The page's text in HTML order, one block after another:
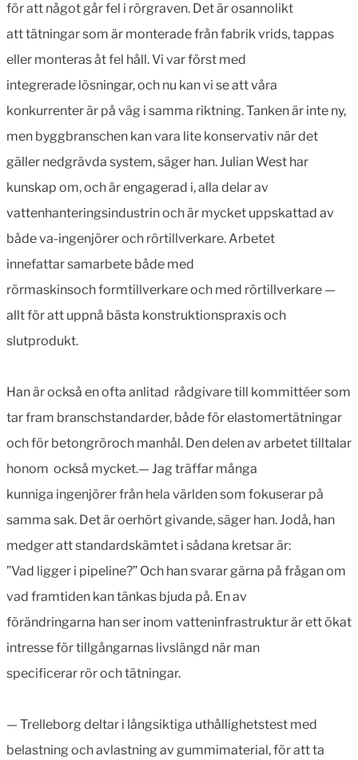
för att något går fel i rörgraven. Det är osannolikt
att tätningar som är monterade från fabrik vrids, tappas
eller monteras åt fel håll. Vi var först med
integrerade lösningar, och nu kan vi se att våra
konkurrenter är på väg i samma riktning. Tanken är inte ny,
men byggbranschen kan vara lite konservativ när det
gäller nedgrävda system, säger han. Julian West har
kunskap om, och är engagerad i, alla delar av
vattenhanteringsindustrin och är mycket uppskattad av
både va-ingenjörer och rörtillverkare. Arbetet
innefattar samarbete både med
rörmaskinsoch formtillverkare och med rörtillverkare —
allt för att uppnå bästa konstruktionspraxis och
slutprodukt.
Han är också en ofta anlitad rådgivare till kommittéer som
tar fram branschstandarder, både för elastomertätningar
och för betongröroch manhål. Den delen av arbetet tilltalar
honom också mycket.— Jag träffar många
kunniga ingenjörer från hela världen som fokuserar på
samma sak. Det är oerhört givande, säger han. Jodå, han
medger att standardskämtet i sådana kretsar är:
”Vad ligger i pipeline?” Och han svarar gärna på frågan om
vad framtiden kan tänkas bjuda på. En av
förändringarna han ser inom vatteninfrastruktur är ett ökat
intresse för tillgångarnas livslängd när man
specificerar rör och tätningar.
— Trelleborg deltar i långsiktiga uthållighetstest med
belastning och avlastning av gummimaterial, för att ta